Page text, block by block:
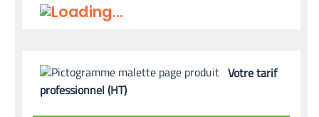
Votre tarif
professionnel (HT)